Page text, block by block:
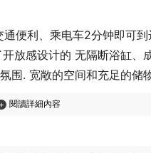
便利、乘电车2分钟即可
放感设计的 无隔断浴缸、
围. 宽敞的空间和充足的储